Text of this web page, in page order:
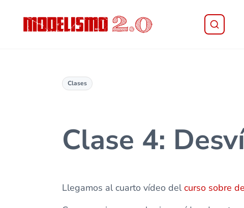
Clases
Clase 4:
Llegamos al cuarto vídeo delcurso sobre